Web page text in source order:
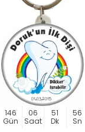
146
Gün
06
Saat
51
Dk
56
Sn